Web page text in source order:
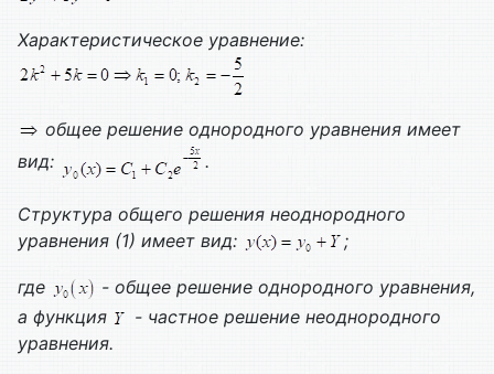
Характеристическое уравнение:
общее решение однородного уравнения имеет
вид:
.
Структура общего решения неоднородного
уравнения (1) имеет вид:
;
где
- общее решение однородного уравнения,
а функция
- частное решение неоднородного
уравнения.